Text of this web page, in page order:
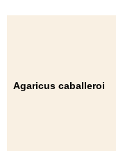
Agaricus caballeroi